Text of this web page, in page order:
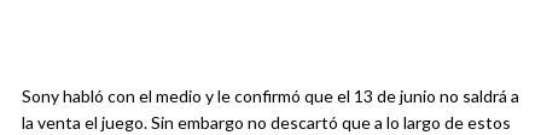
Sony habló con el medio y le confirmó que el 13 de junio no saldrá a
la venta el juego. Sin embargo no descartó que a lo largo de estos